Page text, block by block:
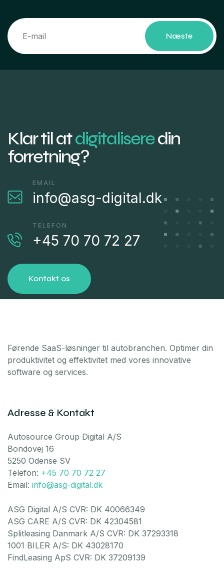
Næste
Klar til atdigitaliseredin
forretning?
EMAIL
info@asg-digital.dk
TELEFON
+45 70 70 72 27
Kontakt os
Førende SaaS-løsninger til autobranchen. Optimer din
produktivitet og effektivitet med vores innovative
software og services.
Adresse & Kontakt
Autosource Group Digital A/S
Bondovej 16
5250 Odense SV
Telefon: +45 70 70 72 27
Email: info@asg-digital.dk
ASG Digital A/S CVR: DK 40066349
ASG CARE A/S CVR: DK 42304581
Splitleasing Danmark A/S CVR: DK 37293318
1001 BILER A/S: DK 43028170
FindLeasing ApS CVR: DK 37209139